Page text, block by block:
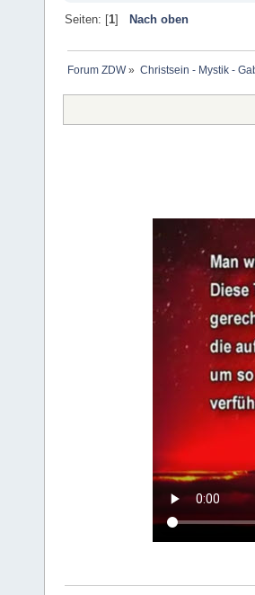
Seiten: [1] Nach oben
Forum ZDW» Christsein - Mystik -